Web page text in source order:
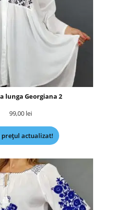
lunga Georgiana 2
99,00 lei
prețul actualizat!